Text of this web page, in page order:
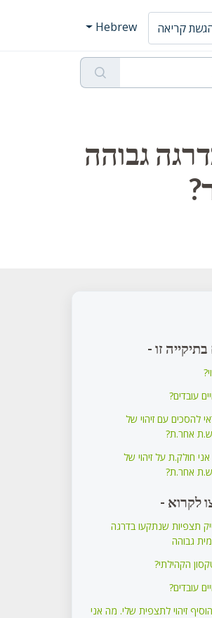
קריאה Hebrew
גבוהה
זו -
עובדים?
להסכים עם זיהוי של
אחר.ת?
חולק.ת על זיהוי של
אחר.ת?
לקרוא -
תצפיות שנתקעו בדרגה
גבוהה
הקהילתי?
עובדים?
זיהוי לתצפית שלי. מה אני